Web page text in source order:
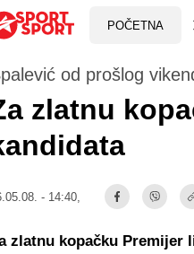
POČETNA
od prošlog
zlatnu
- 14:40,
zlatnu kopačku Premijer